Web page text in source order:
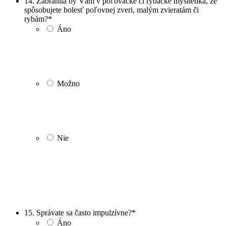
spôsobujete bolesť poľovnej zveri, malým zvieratám či
rybám?*
Áno
Možno
Nie
15. Správate sa často impulzívne?*
Áno